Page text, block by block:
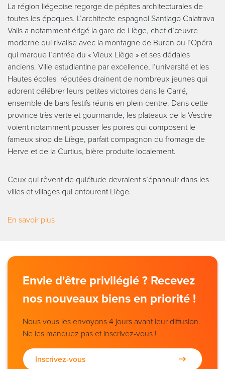
La région liégeoise regorge de pépites architecturales de
toutes les époques. L’architecte espagnol Santiago Calatrava
Valls a notamment érigé la gare de Liège, chef d’œuvre
moderne qui rivalise avec la montagne de Buren ou l’Opéra
qui marque l’entrée du « Vieux Liège » et ses dédales
anciens. Ville estudiantine par excellence, l’université et les
Hautes écoles réputées drainent de nombreux jeunes qui
adorent célébrer leurs petites victoires dans le Carré,
ensemble de bars festifs réunis en plein centre. Dans cette
province très verte et gourmande, les plateaux de la Vesdre
voient notamment pousser les poires qui composent le
fameux sirop de Liège, parfait compagnon du fromage de
Herve et de la Curtius, bière produite localement.
Ceux qui rêvent de quiétude devraient s’épanouir dans les
villes et villages qui entourent Liège.
En savoir plus
Envie d'être privilégié ? Recevez
nos nouveaux biens en priorité !
Nous vous les envoyons 4 jours avant leur diffusion.
Ne les manquez pas et inscrivez-vous !
Inscrivez-vous